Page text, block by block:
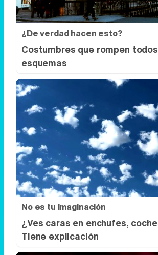
¿De verdad hacen esto?
Costumbres que rompen
esquemas
No es tu imaginación
¿Ves caras en enchufes,
Tiene explicación